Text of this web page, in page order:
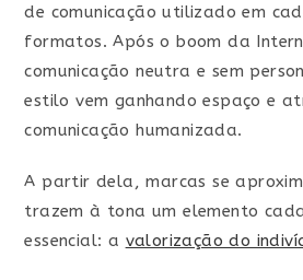
de comunicação utilizado em
formatos. Após o boom da
comunicação neutra e sem
estilo vem ganhando espaço e
comunicação humanizada.
A partir dela, marcas se
trazem à tona um elemento
essencial: a valorização do